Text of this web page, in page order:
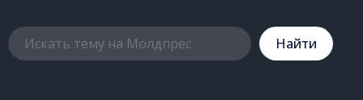
Hайти